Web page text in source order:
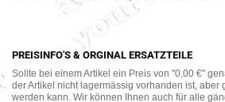
PREISINFO'S & ORGINAL ERSATZTEILE
Sollte bei einem Artikel ein Preis von "0,00 €"
der Artikel nicht lagermässig vorhanden ist, aber
werden kann. Wir können Ihnen auch für alle